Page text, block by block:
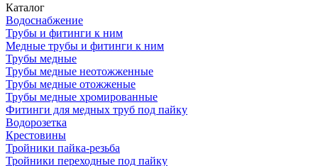
Каталог
Водоснабжение
Трубы и фитинги к ним
Медные трубы и фитинги к ним
Трубы медные
Трубы медные неотожженные
Трубы медные отожженые
Трубы медные хромированные
Фитинги для медных труб под пайку
Водорозетка
Крестовины
Тройники пайка-резьба
Тройники переходные под пайку